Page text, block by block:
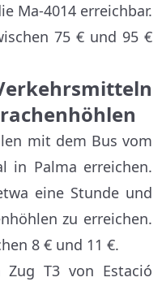
Ma-4014 erreichbar.
75 € und 95 €
mit dem Bus vom
in Palma erreichen.
eine Stunde und
zu erreichen.
8 € und 11 €.
T3 von Estació